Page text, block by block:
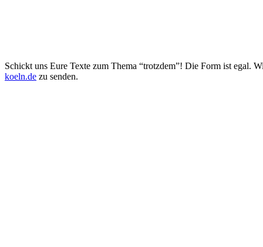
Schickt uns Eure Texte zum Thema “trotzdem”! Die Form ist egal.
koeln.de zu senden.